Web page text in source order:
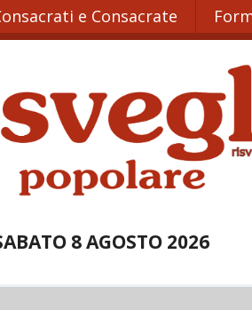
e Consacrate
8 AGOSTO 2026